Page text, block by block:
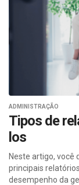
ADMINISTRAÇÃO
Tipos de
los
Neste artigo, você
principais
desempenho da